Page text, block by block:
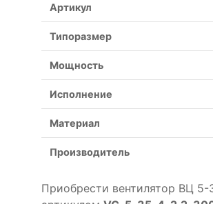
Артикул
Типоразмер
Мощность
Исполнение
Материал
Производитель
Приобрести вентилятор ВЦ